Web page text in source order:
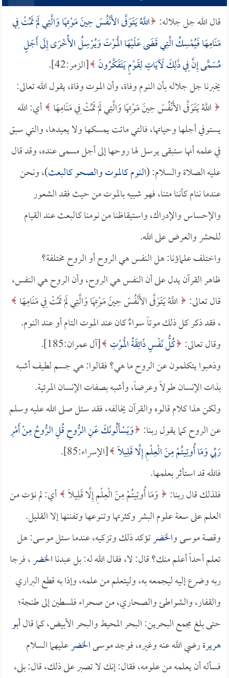
قال الله جل جلاله: اللَّهُ يَتَوَفَّى الأَنْفُسَ حِينَ مَوْتِهَا وَالَّتِي لَمْ تَمُتْ فِي
مَنَامِهَا فَيُمْسِكُ الَّتِي قَضَى عَلَيْهَا الْمَوْتَ وَيُرْسِلُ الأُخْرَى إِلَى أَجَلٍ
مُسَمًّى إِنَّ فِي ذَلِكَ لَآيَاتٍ لِقَوْمٍ يَتَفَكَّرُونَ [الزمر:42].
يخبرنا جل جلاله بأن النوم وفاة، وأن الموت وفاة، يقول الله تعالى:
اللَّهُ يَتَوَفَّى الأَنْفُسَ حِينَ مَوْتِهَا وَالَّتِي لَمْ تَمُتْ فِي مَنَامِهَا أي: الله
يستوفي أجلها وحياتها، فالتي ماتت يمسكها ولا يعيدها، والتي سبق
في علمه أنها ستبقى يرسل لها روحها إلى أجل مسمى عنده، وقد قال
عليه الصلاة والسلام: (النوم كالموت والصحو كالبعث)، ونحن
عندما ننام كأننا متنا، فهو شبيه بالموت من حيث فقد الشعور
والإحساس والإدراك، واستيقاظنا من نومنا كالبعث عند القيام
للحشر والعرض على الله.
واختلف علماؤنا: هل النفس هي الروح أو الروح مختلفة؟
ظاهر القرآن يدل على أن النفس هي الروح، وأن الروح هي النفس،
قال تعالى:
اللَّهُ يَتَوَفَّى الأَنْفُسَ حِينَ مَوْتِهَا وَالَّتِي لَمْ تَمُتْ فِي مَنَامِهَا
، فقد ذكر كل ذلك موتاً سواءٌ كان عند الموت التام أو عند النوم.
وقال تعالى: كُلُّ نَفْسٍ ذَائِقَةُ الْمَوْتِ [آل عمران:185].
وذهبوا يتكلمون عن الروح ما هي؟ فقالوا: هي جسم لطيف أشبه
بذات الإنسان طولاً وعرضاً، وأشبه بصفات الإنسان المرئية.
ولكن هذا كلام قالوه والقرآن يخالفه، فقد سئل صلى الله عليه وسلم
عن الروح كما يقول ربنا: وَيَسْأَلُونَكَ عَنِ الرُّوحِ قُلِ الرُّوحُ مِنْ أَمْرِ
رَبِّي وَمَا أُوتِيتُمْ مِنَ الْعِلْمِ إِلَّا قَلِيلًا [الإسراء:85].
فالله قد استأثر بعلمها.
فلذلك قال ربنا:
وَمَا أُوتِيتُمْ مِنَ الْعِلْمِ إِلَّا قَلِيلًا أي: لم نؤت من
العلم على سعة علوم البشر وكثرتها وتنوعها وتفننها إلا القليل.
وقصة موسى والخضرتؤكد ذلك وتزكيه، عندما سئل موسى: هل
تعلم أحداً أعلم منك؟ قال: لا، فقال الله له: بل عبدناالخضر، فرجا
ربه وضرع إليه ليجمعه به، وليتعلم من علمه، وإذا به قطع البراري
والقفار، والشواطئ والصحاري، من صحراء فلسطين إلى طنجة؛
حتى بلغ مجمع البحرين: البحر المحيط والبحر الأبيض، كما قالأبو
هريرةرضي الله عنه وغيره، فوجد موسىالخضرعليهما السلام
فسأله أن يعلمه من علومه، فقال: إنك لا تصبر على ذلك، قال: بلى،